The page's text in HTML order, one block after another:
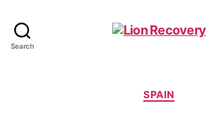
Search
Categories
SPAIN